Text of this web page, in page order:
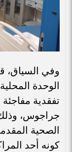
وفي السياق،
الوحدة
تفقدية
جراجوس،
الصحية
كونه أحد